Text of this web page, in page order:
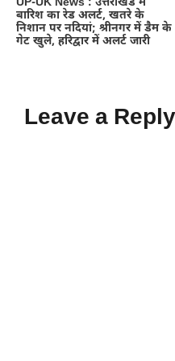
बारिश का रेड अलर्ट, खतरे के
निशान पर नदियां; श्रीनगर में डैम के
गेट खुले, हरिद्वार में अलर्ट जारी
Leave a Reply